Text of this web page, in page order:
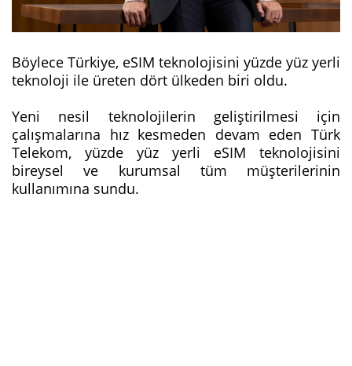
Böylece Türkiye, eSIM teknolojisini yüzde yüz yerli
teknoloji ile üreten dört ülkeden biri oldu.
Yeni nesil teknolojilerin geliştirilmesi için
çalışmalarına hız kesmeden devam eden Türk
Telekom, yüzde yüz yerli eSIM teknolojisini
bireysel ve kurumsal tüm müşterilerinin
kullanımına sundu.